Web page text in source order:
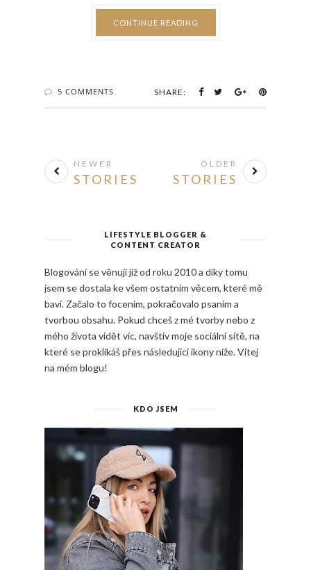
CONTINUE READING
5 COMMENTS SHARE:
NEWER
STORIES
OLDER
STORIES
LIFESTYLE BLOGGER &
CONTENT CREATOR
Blogování se věnuji již od roku 2010 a díky tomu
jsem se dostala ke všem ostatním věcem, které mě
baví. Začalo to focením, pokračovalo psaním a
tvorbou obsahu. Pokud chceš z mé tvorby nebo z
mého života vidět víc, navštiv moje sociální sítě, na
které se proklikáš přes následující ikony níže. Vítej
na mém blogu!
KDO JSEM